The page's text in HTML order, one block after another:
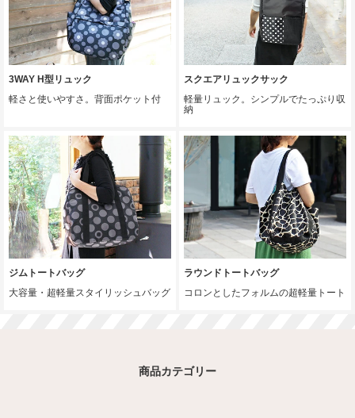
3WAY H型リュック
軽さと使いやすさ。背面ポケット付
スクエアリュックサック
軽量リュック。シンプルでたっぷり収
納
ジムトートバッグ
大容量・超軽量スタイリッシュバッグ
ラウンドトートバッグ
コロンとしたフォルムの超軽量トート
商品カテゴリー